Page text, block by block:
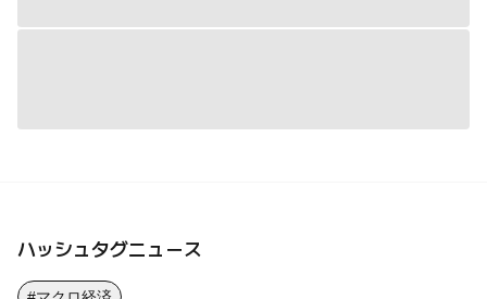
ハッシュタグニュース